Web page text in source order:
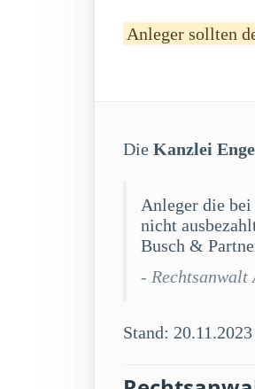
Anleger sollten
Die Kanzlei
Anleger die
nicht
Busch &
- Rechtsanwalt
Stand: 20.11.2023